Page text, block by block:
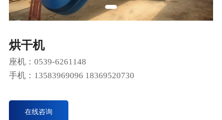
烘干机
座机：0539-6261148
手机：13583969096 18369520730
在线咨询